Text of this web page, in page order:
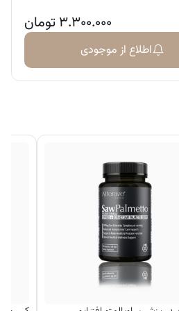
۳.۳۰۰.۰۰۰تومان
اطلاع از موجودی